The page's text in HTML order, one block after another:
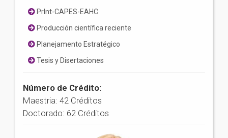
PrInt-CAPES-EAHC
Producción científica reciente
Planejamento Estratégico
Tesis y Disertaciones
Número de Crédito:
Maestria: 42 Créditos
Doctorado: 62 Créditos